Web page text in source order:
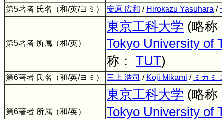
第5著者 氏名（和/英/ヨミ） 安原 広和 / Hirokazu Yasuhara /
第5著者 所属（和/英）
東京工科大学 (略
Tokyo University of
称： TUT)
第6著者 氏名（和/英/ヨミ） 三上 浩司 / Koji Mikami / ミカミ
第6著者 所属（和/英）
東京工科大学 (略
Tokyo University of